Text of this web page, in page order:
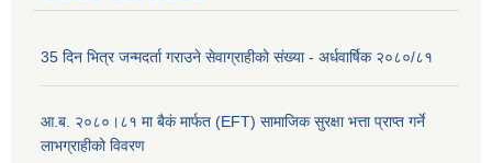
35 दिन भित्र जन्मदर्ता गराउने सेवाग्राहीको संख्या - अर्धवार्षिक २०८०/८१
आ.ब. २०८०।८१ मा बैकं मार्फत (EFT) सामाजिक सुरक्षा भत्ता प्राप्त गर्ने
लाभग्राहीको विवरण